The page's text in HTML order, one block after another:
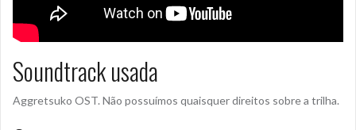
Soundtrack usada
Aggretsuko OST. Não possuímos quaisquer direitos sobre a trilha.